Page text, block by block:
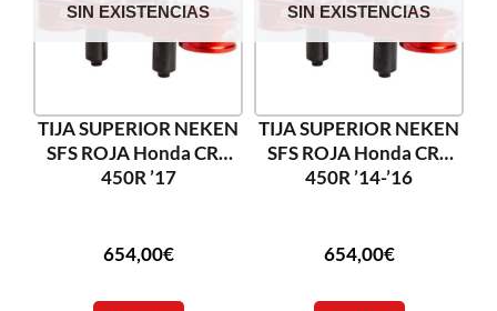
SIN EXISTENCIAS
TIJA SUPERIOR NEKEN
SFS ROJA Honda CRF
450R ’17
654,00€
SIN EXISTENCIAS
TIJA SUPERIOR NEKEN
SFS ROJA Honda CRF
450R ’14-’16
654,00€